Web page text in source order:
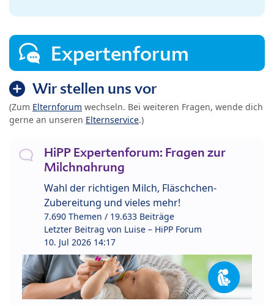
Expertenforum
Wir stellen uns vor
(Zum Elternforum wechseln. Bei weiteren Fragen, wende dich
gerne an unseren Elternservice.)
HiPP Expertenforum: Fragen zur
Milchnahrung
Wahl der richtigen Milch, Fläschchen-
Zubereitung und vieles mehr!
7.690 Themen / 19.633 Beiträge
Letzter Beitrag von Luise – HiPP Forum
10. Jul 2026 14:17